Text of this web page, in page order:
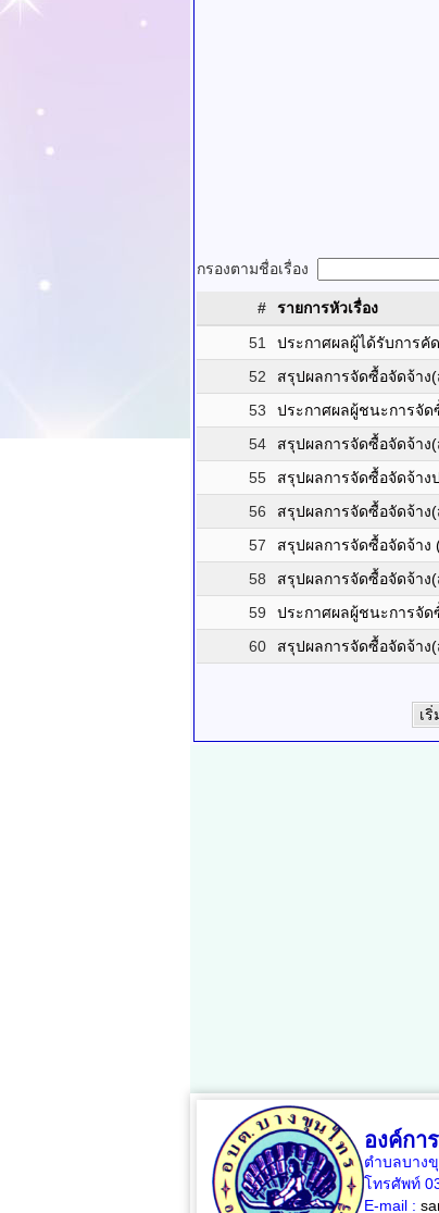
กรองตามชื่อเรื่อง
# รายการหัวเรื่อง
51
ประกาศผลผู้ได้รับการคั
52
สรุปผลการจัดซื้อจัดจ้าง
53
ประกาศผลผู้ชนะการจัด
54
สรุปผลการจัดซื้อจัดจ้าง
55
สรุปผลการจัดซื้อจัดจ้าง
56
สรุปผลการจัดซื้อจัดจ้าง
57
สรุปผลการจัดซื้อจัดจ้าง
58
สรุปผลการจัดซื้อจัดจ้าง
59
ประกาศผลผู้ชนะการจัด
60
สรุปผลการจัดซื้อจัดจ้าง
เ
องค์กา
ตำบลบาง
โทรศัพท์
E-mail :